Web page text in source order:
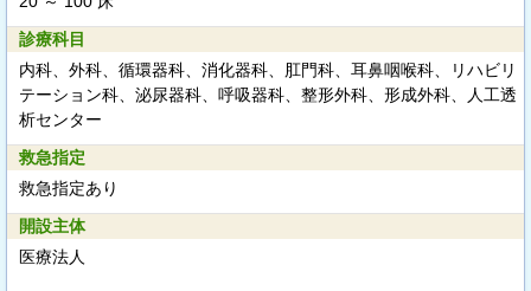
診療科目
内科、外科、循環器科、消化器科、肛門科、耳鼻咽喉科、リハビリ
テーション科、泌尿器科、呼吸器科、整形外科、形成外科、人工透
析センター
救急指定
救急指定あり
開設主体
医療法人